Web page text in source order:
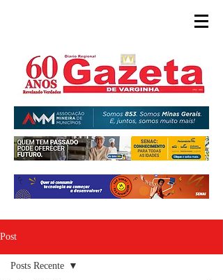
Post
Posts Recente